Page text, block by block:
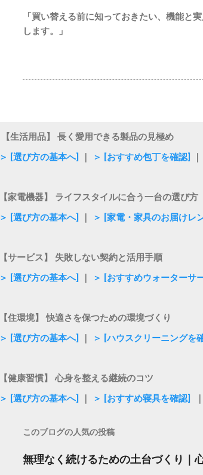
「買い替える前に知っておきたい、機能と
します。」
【生活用品】 長く愛用できる製品の見極め
＞ [選び方の基本へ]
＞ [おすすめ包丁を確認]
【家電機器】 ライフスタイルに合う一台の選び方
＞ [選び方の基本へ]
＞ [家電・家具のお届けレ
【サービス】 失敗しない契約と活用手順
＞ [選び方の基本へ]
＞ [おすすめウォーターサ
【住環境】 快適さを保つための環境づくり
＞ [選び方の基本へ]
＞ [ハウスクリーニングを
【健康習慣】 心身を整える継続のコツ
＞ [選び方の基本へ]
＞ [おすすめ寝具を確認]
このブログの人気の投稿
無理なく続けるための土台づくり｜